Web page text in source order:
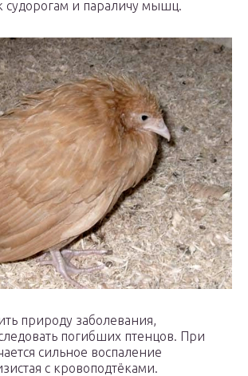
судорогам и параличу мышц.
природу заболевания,
погибших птенцов. При
сильное воспаление
с кровоподтёками.